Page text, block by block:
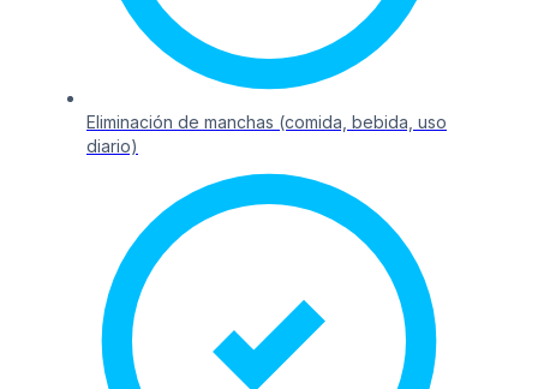
Eliminación de manchas (comida, bebida, uso
diario)